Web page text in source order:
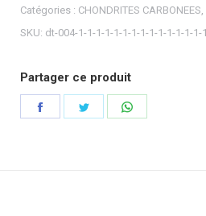
Catégories : CHONDRITES CARBONEES,
SKU: dt-004-1-1-1-1-1-1-1-1-1-1-1-1-1-
Partager ce produit
Partager Partager